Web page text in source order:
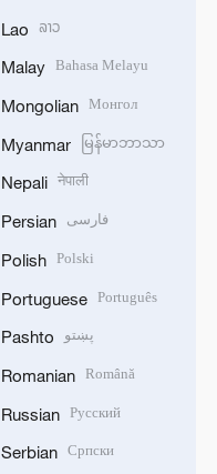
Lao ລາວ
Malay Bahasa Melayu
Mongolian Монгол
Myanmar မြန်မာဘာသာ
Nepali नेपाली
Persian فارسی
Polish Polski
Portuguese Português
Pashto پښتو
Romanian Română
Russian Русский
Serbian Српски